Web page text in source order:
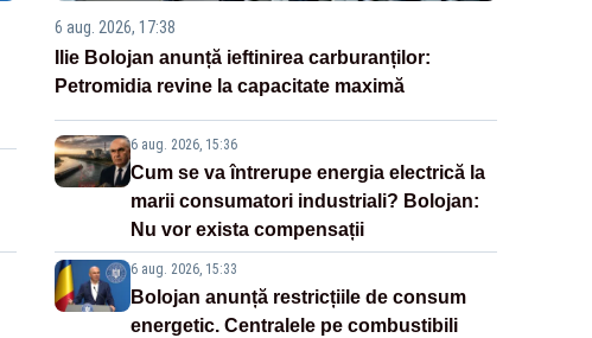
6 aug. 2026, 17:38
Ilie Bolojan anunță ieftinirea carburanților:
Petromidia revine la capacitate maximă
6 aug. 2026, 15:36
Cum se va întrerupe energia electrică la
marii consumatori industriali? Bolojan:
Nu vor exista compensații
6 aug. 2026, 15:33
Bolojan anunță restricțiile de consum
energetic. Centralele pe combustibili